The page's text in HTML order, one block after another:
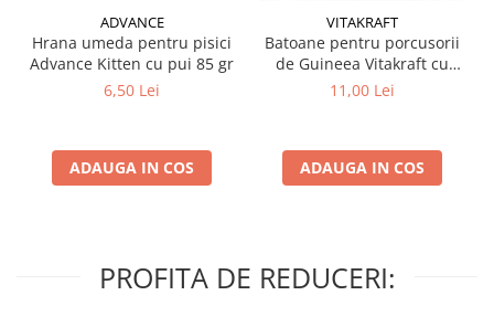
ADVANCE
Hrana umeda pentru pisici
Advance Kitten cu pui 85 gr
6,50 Lei
ADAUGA IN COS
VITAKRAFT
Batoane pentru porcusorii
de Guineea Vitakraft cu
struguri & nuci 2 buc
11,00 Lei
ADAUGA IN COS
PROFITA DE REDUCERI: